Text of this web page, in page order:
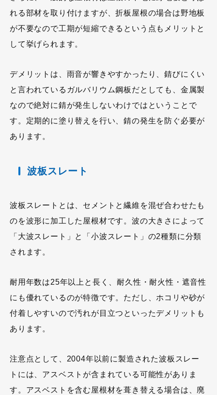
れる部材を取り付けますが、折板屋根の場合は野地板
が不要なので工期が短縮できるという点もメリットと
して挙げられます。
デメリットは、雨音が響きやすかったり、錆びにくい
と言われているガルバリウム鋼板だとしても、金属製
なので絶対に錆が発生しないわけではということで
す。定期的に塗り替えを行い、錆の発生を防ぐ必要が
あります。
波板スレート
波板スレートとは、セメントと繊維を混ぜ合わせたも
のを波形に加工した屋根材です。波の大きさによって
「大波スレート」と「小波スレート」の2種類に分類
されます。
耐用年数は25年以上と長く、耐久性・耐火性・遮音性
にも優れているのが特徴です。ただし、ホコリや砂が
付着しやすいので汚れが目立つといったデメリットも
あります。
注意点として、2004年以前に製造された波板スレー
トには、アスベストが含まれている可能性がありま
す。アスベストを含む屋根材を葺き替える場合は、廃